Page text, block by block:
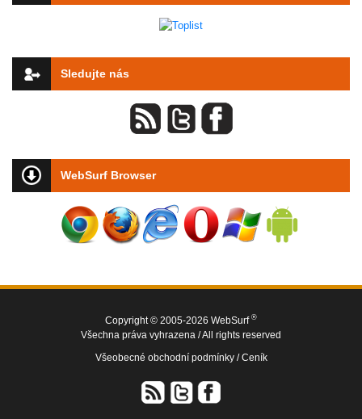
Sledujte nás
WebSurf Browser
Copyright © 2005-2026 WebSurf ®
Všechna práva vyhrazena / All rights reserved
Všeobecné obchodní podmínky /Ceník